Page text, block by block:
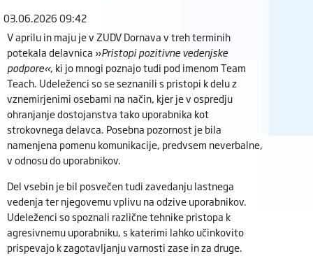
03.06.2026 09:42
V aprilu in maju je v ZUDV Dornava v treh terminih
potekala delavnica »Pristopi pozitivne vedenjske
podpore«, ki jo mnogi poznajo tudi pod imenom Team
Teach. Udeleženci so se seznanili s pristopi k delu z
vznemirjenimi osebami na način, kjer je v ospredju
ohranjanje dostojanstva tako uporabnika kot
strokovnega delavca. Posebna pozornost je bila
namenjena pomenu komunikacije, predvsem neverbalne,
v odnosu do uporabnikov.
Del vsebin je bil posvečen tudi zavedanju lastnega
vedenja ter njegovemu vplivu na odzive uporabnikov.
Udeleženci so spoznali različne tehnike pristopa k
agresivnemu uporabniku, s katerimi lahko učinkovito
prispevajo k zagotavljanju varnosti zase in za druge.